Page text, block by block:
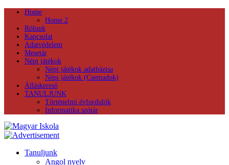
Home
Home 2
Rólunk
Kapcsolat
Adatvédelem
Mesetár
Népi játékok
Népi játékok adatbázisa
Népi játékok (Csemadok)
Álláskereső
TANULJUNK
Történelmi évfordulók
Informatika szótár
Tanuljunk
Angol nyelv